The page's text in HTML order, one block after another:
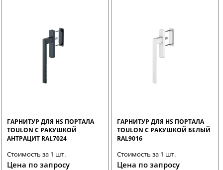
ГАРНИТУР ДЛЯ HS ПОРТАЛА
TOULON С РАКУШКОЙ
АНТРАЦИТ RAL7024
Стоимость за 1 шт.
Цена по запросу
ГАРНИТУР ДЛЯ HS ПОРТАЛА
TOULON С РАКУШКОЙ БЕЛЫЙ
RAL9016
Стоимость за 1 шт.
Цена по запросу